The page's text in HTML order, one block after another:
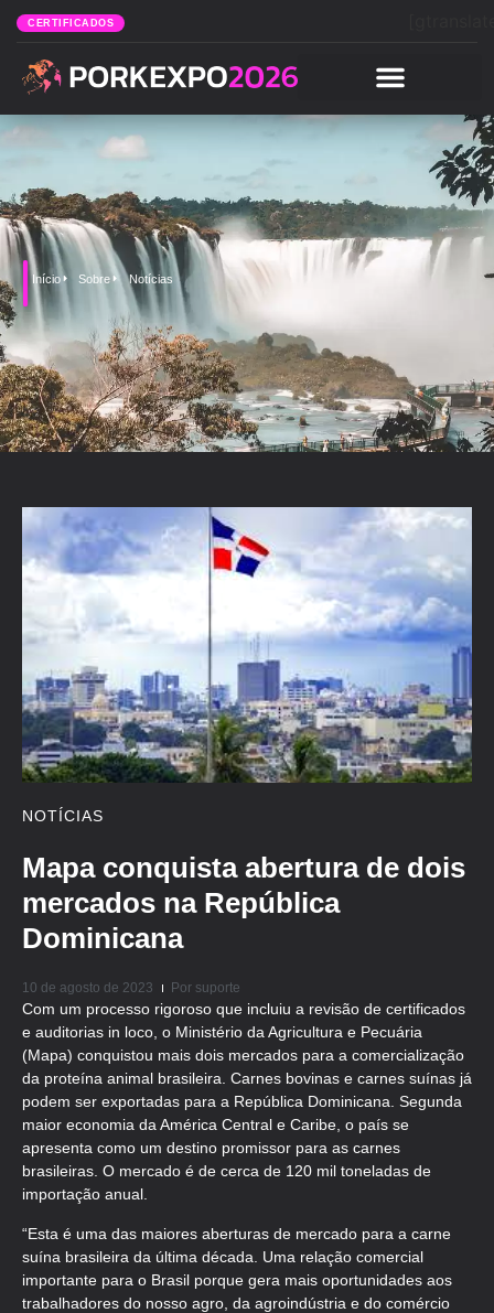
CERTIFICADOS
Início Sobre Notícias
NOTÍCIAS
Mapa conquista abertura de dois
mercados na República
Dominicana
10 de agosto de 2023 Por suporte
Com um processo rigoroso que incluiu a revisão de certificados
e auditorias in loco, o Ministério da Agricultura e Pecuária
(Mapa) conquistou mais dois mercados para a comercialização
da proteína animal brasileira. Carnes bovinas e carnes suínas já
podem ser exportadas para a República Dominicana. Segunda
maior economia da América Central e Caribe, o país se
apresenta como um destino promissor para as carnes
brasileiras. O mercado é de cerca de 120 mil toneladas de
importação anual.
“Esta é uma das maiores aberturas de mercado para a carne
suína brasileira da última década. Uma relação comercial
importante para o Brasil porque gera mais oportunidades aos
trabalhadores do nosso agro, da agroindústria e do comércio